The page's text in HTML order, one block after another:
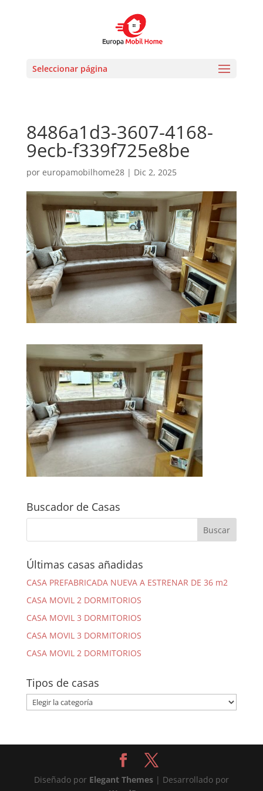
Seleccionar página
8486a1d3-3607-4168-
9ecb-f339f725e8be
por europamobilhome28| Dic 2, 2025
Buscador de Casas
Últimas casas añadidas
CASA PREFABRICADA NUEVA A ESTRENAR DE 36 m2
CASA MOVIL 2 DORMITORIOS
CASA MOVIL 3 DORMITORIOS
CASA MOVIL 3 DORMITORIOS
CASA MOVIL 2 DORMITORIOS
Tipos de casas
Tipos
de
Diseñado por Elegant Themes| Desarrollado por